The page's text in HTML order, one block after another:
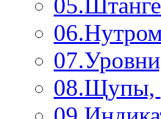
08.Щупы,